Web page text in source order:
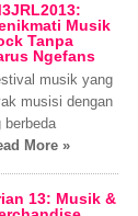
Musik
Tanpa
Ngefans
musik yang
musisi dengan
berbeda
More »
13: Musik &